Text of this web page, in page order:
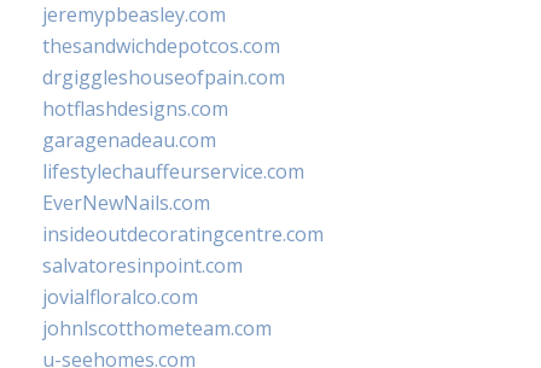
jeremypbeasley.com
thesandwichdepotcos.com
drgiggleshouseofpain.com
hotflashdesigns.com
garagenadeau.com
lifestylechauffeurservice.com
EverNewNails.com
insideoutdecoratingcentre.com
salvatoresinpoint.com
jovialfloralco.com
johnlscotthometeam.com
u-seehomes.com